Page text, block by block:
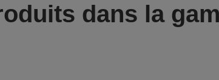
dans la